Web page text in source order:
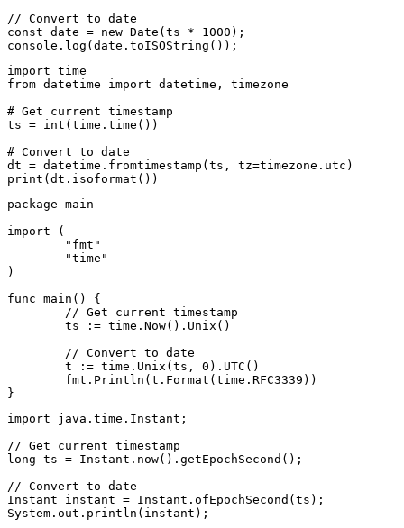
// Convert to date
const date = new Date(ts * 1000);
console.log(date.toISOString());
import time
from datetime import datetime, timezone
# Get current timestamp
ts = int(time.time())
# Convert to date
dt = datetime.fromtimestamp(ts, tz=timezone.utc)
print(dt.isoformat())
package main
import (
)
func main() {
}
import java.time.Instant;
// Get current timestamp
long ts = Instant.now().getEpochSecond();
// Convert to date
Instant instant = Instant.ofEpochSecond(ts);
System.out.println(instant);